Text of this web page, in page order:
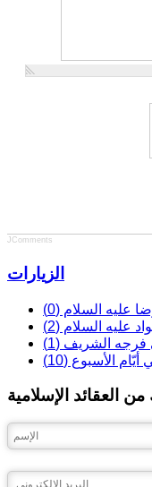
JComments
الزيارات
عليه السلام (0)
عليه السلام (2)
فرجه الشريف (1)
الأسبوع (10)
العقائد الإسلامية